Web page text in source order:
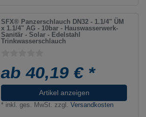
SFX® Panzerschlauch DN32 - 1.1/4" ÜM
x 1.1/4" AG - 10bar - Hauswasserwerk-
Sanitär - Solar - Edelstahl
Trinkwasserschlauch
ab 40,19 € *
Artikel anzeigen
* inkl. ges. MwSt. zzgl.Versandkosten